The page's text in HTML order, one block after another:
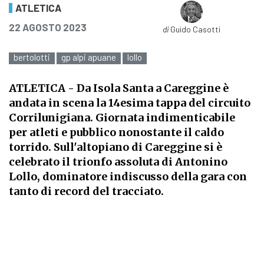
Lollo e la Bertolotti da dominatori
ATLETICA
PUBBLICATO IL
22 AGOSTO 2023 diGuido Casotti
bertolotti gp alpi apuane lollo
ATLETICA - Da Isola Santa a Careggine è
andata in scena la 14esima tappa del circuito
Corrilunigiana. Giornata indimenticabile
per atleti e pubblico nonostante il caldo
torrido. Sull'altopiano di Careggine si è
celebrato il trionfo assoluta di Antonino
Lollo, dominatore indiscusso della gara con
tanto di record del tracciato.